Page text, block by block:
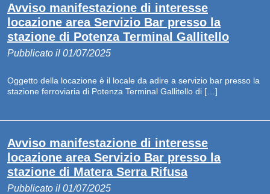
Avviso manifestazione di interesse
locazione area Servizio Bar presso la
stazione di Potenza Terminal Gallitello
Pubblicato il 01/07/2025
Oggetto della locazione è il locale da adire a servizio bar presso la
stazione ferroviaria di Potenza Terminal Gallitello di […]
Avviso manifestazione di interesse
locazione area Servizio Bar presso la
stazione di Matera Serra Rifusa
Pubblicato il 01/07/2025